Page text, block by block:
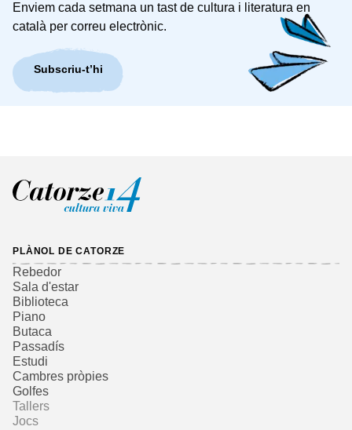
Enviem cada setmana un tast de cultura i literatura en
català per correu electrònic.
Subscriu-t’hi
PLÀNOL DE CATORZE
Rebedor
Sala d'estar
Biblioteca
Piano
Butaca
Passadís
Estudi
Cambres pròpies
Golfes
Tallers
Jocs